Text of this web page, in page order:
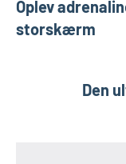
Oplev
storskærm
Den